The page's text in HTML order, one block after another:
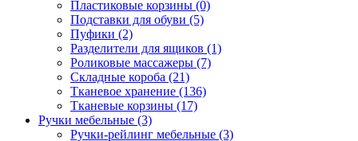
Пластиковые корзины (0)
Подставки для обуви (5)
Пуфики (2)
Разделители для ящиков (1)
Роликовые массажеры (7)
Складные короба (21)
Тканевое хранение (136)
Тканевые корзины (17)
Ручки мебельные (3)
Ручки-рейлинг мебельные (3)